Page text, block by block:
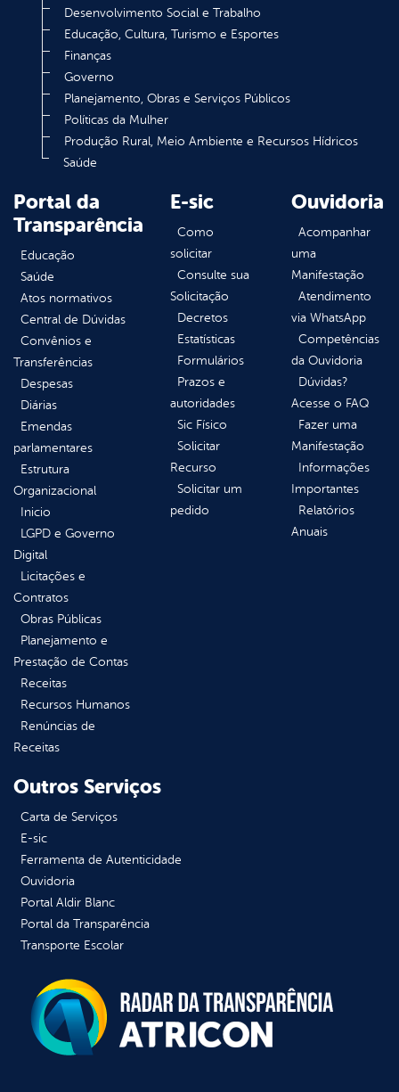
Desenvolvimento Social e Trabalho
Educação, Cultura, Turismo e Esportes
Finanças
Governo
Planejamento, Obras e Serviços Públicos
Políticas da Mulher
Produção Rural, Meio Ambiente e Recursos Hídricos
Saúde
Portal da
Transparência
Educação
Saúde
Atos normativos
Central de Dúvidas
Convênios e
Transferências
Despesas
Diárias
Emendas
parlamentares
Estrutura
Organizacional
Inicio
LGPD e Governo
Digital
Licitações e
Contratos
Obras Públicas
Planejamento e
Prestação de Contas
Receitas
Recursos Humanos
Renúncias de
Receitas
E-sic
Como
solicitar
Consulte sua
Solicitação
Decretos
Estatísticas
Formulários
Prazos e
autoridades
Sic Físico
Solicitar
Recurso
Solicitar um
pedido
Ouvidoria
Acompanhar
uma
Manifestação
Atendimento
via WhatsApp
Competências
da Ouvidoria
Dúvidas?
Acesse o FAQ
Fazer uma
Manifestação
Informações
Importantes
Relatórios
Anuais
Outros Serviços
Carta de Serviços
E-sic
Ferramenta de Autenticidade
Ouvidoria
Portal Aldir Blanc
Portal da Transparência
Transporte Escolar